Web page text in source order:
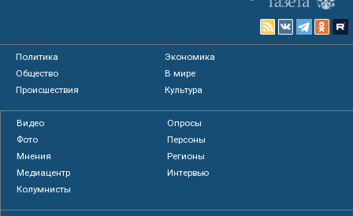
Политика
Экономика
Общество
В мире
Происшествия
Культура
Видео
Опросы
Фото
Персоны
Мнения
Регионы
Медиацентр
Интервью
Колумнисты